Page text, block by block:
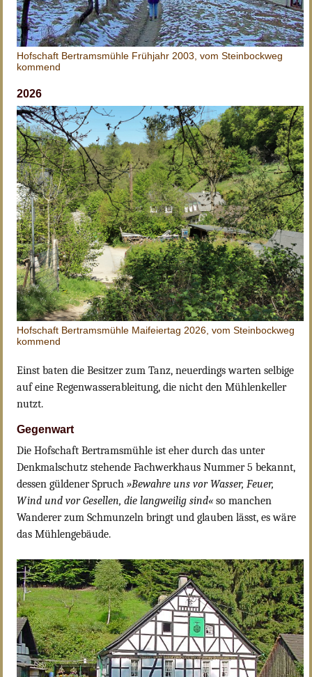
Hofschaft Bertramsmühle Frühjahr 2003, vom Steinbockweg
kommend
2026
Hofschaft Bertramsmühle Maifeiertag 2026, vom Steinbockweg
kommend
Einst baten die Besitzer zum Tanz, neuerdings warten selbige
auf eine Regenwasserableitung, die nicht den Mühlenkeller
nutzt.
Gegenwart
Die Hofschaft Bertramsmühle ist eher durch das unter
Denkmalschutz stehende Fachwerkhaus Nummer 5 bekannt,
dessen güldener Spruch »Bewahre uns vor Wasser, Feuer,
Wind und vor Gesellen, die langweilig sind« so manchen
Wanderer zum Schmunzeln bringt und glauben lässt, es wäre
das Mühlengebäude.